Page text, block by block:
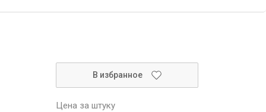
В избранное
Цена за штуку
и водоотведение